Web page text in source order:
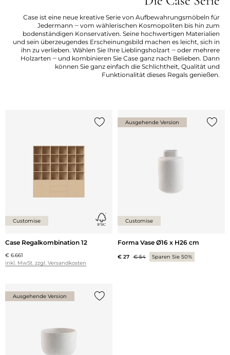
Case ist eine neue kreative Serie von Aufbewahrungsmöbeln für
Jedermann ‒ vom wählerischen Kosmopoliten bis hin zum
bodenständigen Konservativen. Seine hochwertigen Materialien
und sein überzeugendes Erscheinungsbild machen es leicht, sich in
ihn zu verlieben. Wählen Sie Ihre Lieblingsholzart ‒ oder mehrere
Holzarten ‒ und kombinieren Sie Case ganz nach Belieben. Dann
können Sie ganz einfach die Schlichtheit, Qualität und
Funktionalität dieses Regals genießen.
Customise
Case Regalkombination 12
€ 6.661
inkl. MwSt. zzgl. Versandkosten
Ausgehende Version
Customise
Forma Vase Ø16 x H26 cm
€ 27 € 54 Sparen Sie 50%
Ausgehende Version